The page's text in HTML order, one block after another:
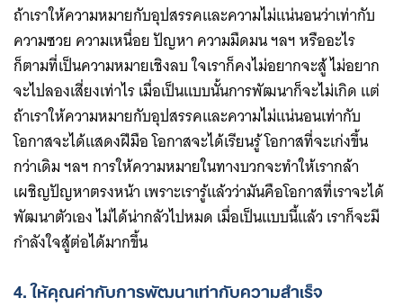
ถ้าเราให้ความหมายกับอุปสรรคและความไม่แน่นอนว่าเท่ากับ
ความซวย ความเหนื่อย ปัญหา ความมืดมน ฯลฯ หรืออะไร
ก็ตามที่เป็นความหมายเชิงลบ ใจเราก็คงไม่อยากจะสู้ ไม่อยาก
จะไปลองเสี่ยงเท่าไร เมื่อเป็นแบบนั้นการพัฒนาก็จะไม่เกิด แต่
ถ้าเราให้ความหมายกับอุปสรรคและความไม่แน่นอนเท่ากับ
โอกาสจะได้แสดงฝีมือ โอกาสจะได้เรียนรู้ โอกาสที่จะเก่งขึ้น
กว่าเดิม ฯลฯ การให้ความหมายในทางบวกจะทำให้เรากล้า
เผชิญปัญหาตรงหน้า เพราะเรารู้แล้วว่ามันคือโอกาสที่เราจะได้
พัฒนาตัวเอง ไม่ได้น่ากลัวไปหมด เมื่อเป็นแบบนี้แล้ว เราก็จะมี
กำลังใจสู้ต่อได้มากขึ้น
4. ให้คุณค่ากับการพัฒนาเท่ากับความสำเร็จ